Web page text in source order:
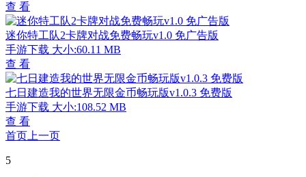
查 看
迷你特工队2卡牌对战免费畅玩v1.0 免广告版
手游下载 大小:60.11 MB
查 看
七日建造我的世界无限金币畅玩版v1.0.3 免费版
手游下载 大小:108.52 MB
查 看
首页 上一页
5